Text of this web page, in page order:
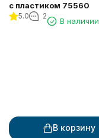
с пластиком 75560
5.0 2
В наличии
В корзину